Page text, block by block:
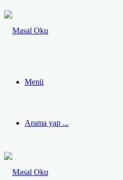
Menü
Arama yap ...